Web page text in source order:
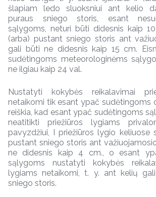
šlapiam ledo sluoksniui ant kelio
puraus sniego storis, esant
sąlygoms, neturi būti didesnis kaip
(arba) pustant sniego storis ant
gali būti ne didesnis kaip 15 cm.
sudėtingoms meteorologinėms
ne ilgiau kaip 24 val.
Nustatyti kokybės reikalavimai
netaikomi tik esant ypač sudėtingoms
reiškia, kad esant ypač sudėtingoms
neatitikti priežiūros lygiams
pavyzdžiui, I priežiūros lygio keliuose
pustant sniego storis ant
ne didesnis kaip 4 cm., o esant
sąlygoms nustatyti kokybės
lygiams netaikomi, t. y. ant kelių
sniego storis.